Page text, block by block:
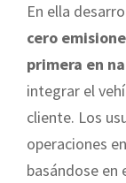
En ella
cero
primera en
integrar el
cliente. Los
operaciones
basándose